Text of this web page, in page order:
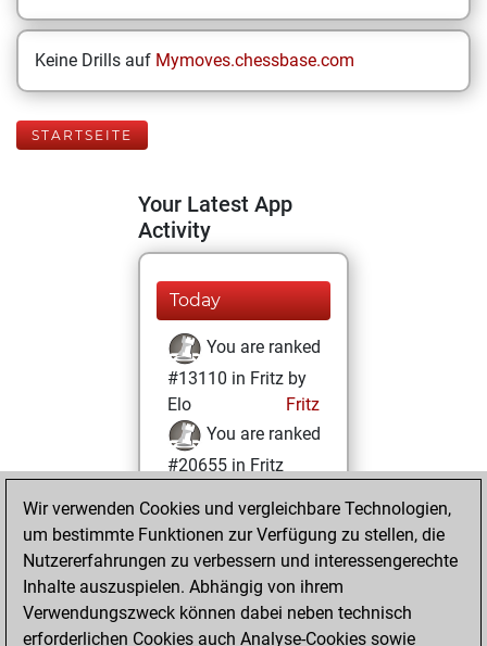
Keine Drills auf Mymoves.chessbase.com
STARTSEITE
Your Latest App
Activity
Today
You are ranked
#13110 in Fritz by
Elo
Fritz
You are ranked
#20655 in Fritz
Donnerstag,
Februar 25, 2021
You achieved a
BeautyScore of 2
Wir verwenden Cookies und vergleichbare Technologien,
um bestimmte Funktionen zur Verfügung zu stellen, die
Nutzererfahrungen zu verbessern und interessengerechte
Inhalte auszuspielen. Abhängig von ihrem
Verwendungszweck können dabei neben technisch
erforderlichen Cookies auch Analyse-Cookies sowie